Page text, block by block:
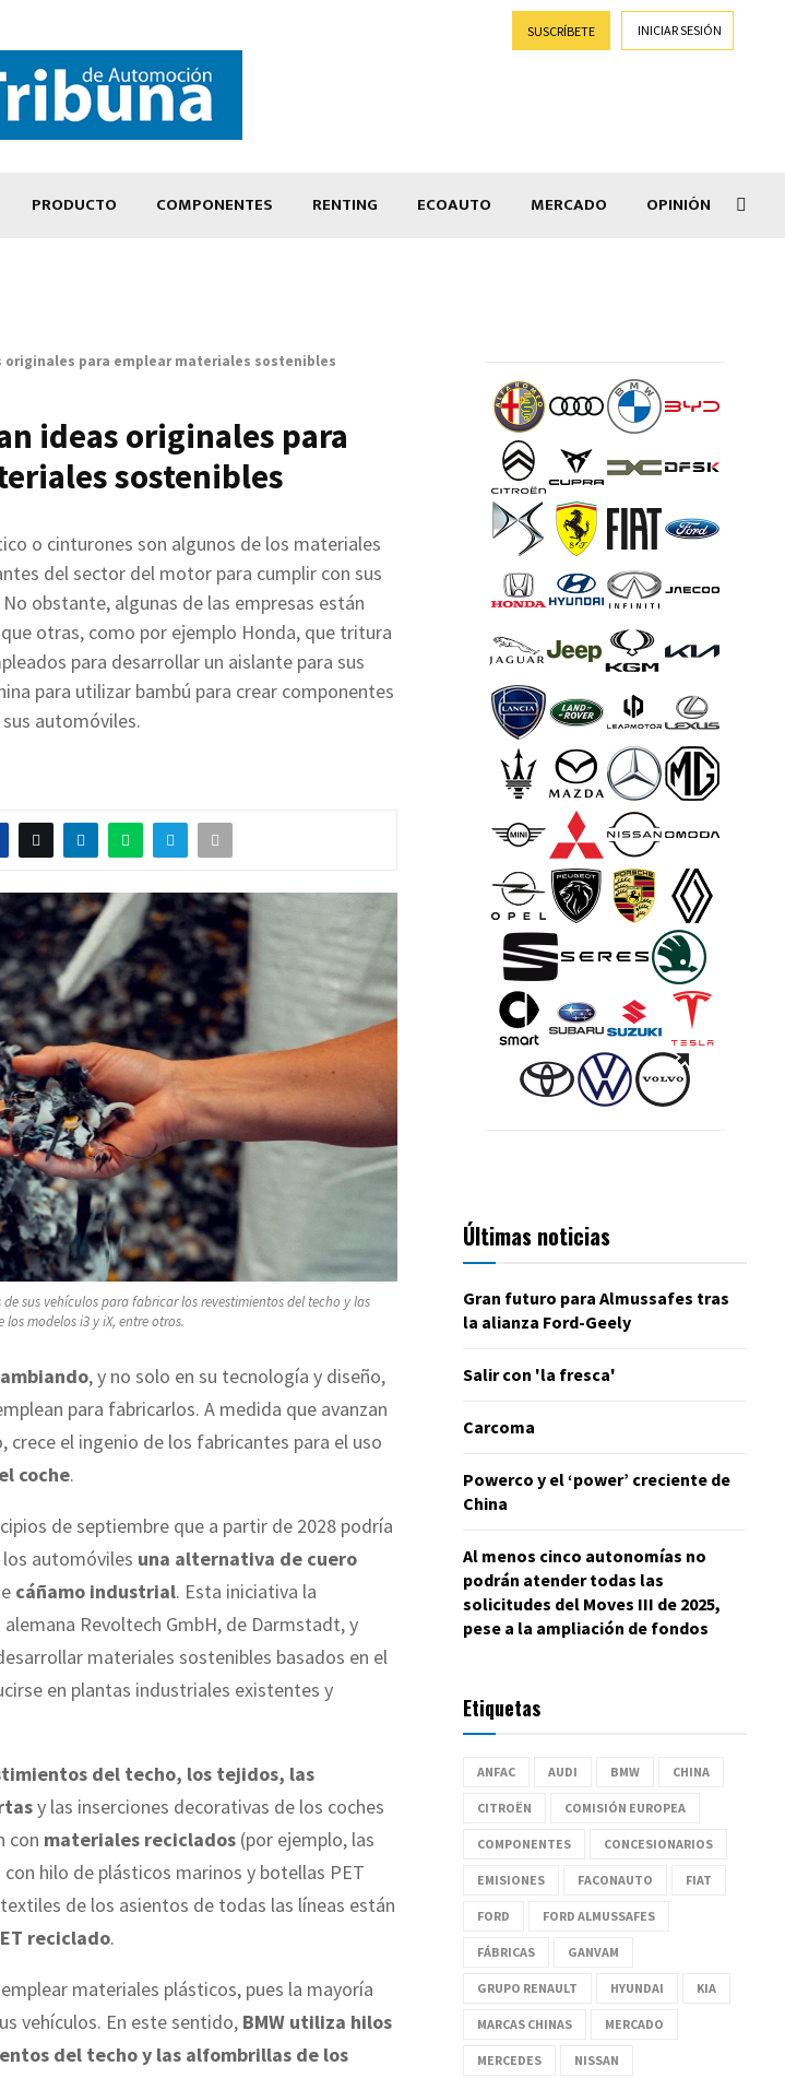
SUSCRÍBETE INICIAR SESIÓN
PRODUCTO COMPONENTES RENTING ECOAUTO MERCADO OPINIÓN
originales para emplear materiales sostenibles
ideas originales para
sostenibles
o cinturones son algunos de los materiales
del sector del motor para cumplir con sus
obstante, algunas de las empresas están
otras, como por ejemplo Honda, que tritura
para desarrollar un aislante para sus
para utilizar bambú para crear componentes
sus automóviles.
sus vehículos para fabricar los revestimientos del techo y las
modelos i3 y iX, entre otros.
, y no solo en su tecnología y diseño,
para fabricarlos. A medida que avanzan
crece el ingenio de los fabricantes para el uso
coche.
de septiembre que a partir de 2028 podría
automóviles una alternativa de cuero
cáñamo industrial. Esta iniciativa la
Revoltech GmbH, de Darmstadt, y
materiales sostenibles basados en el
en plantas industriales existentes y
del techo, los tejidos, las
y las inserciones decorativas de los coches
con materiales reciclados (por ejemplo, las
hilo de plásticos marinos y botellas PET
de los asientos de todas las líneas están
reciclado.
materiales plásticos, pues la mayoría
vehículos. En este sentido, BMW utiliza hilos
del techo y las alfombrillas de los
Últimas noticias
Gran futuro para Almussafes tras
la alianza Ford-Geely
Salir con 'la fresca'
Carcoma
Powerco y el ‘power’ creciente de
China
Al menos cinco autonomías no
podrán atender todas las
solicitudes del Moves III de 2025,
pese a la ampliación de fondos
Etiquetas
ANFAC AUDI BMW CHINA
CITROËN COMISIÓN EUROPEA
COMPONENTES CONCESIONARIOS
EMISIONES FACONAUTO FIAT
FORD FORD ALMUSSAFES
FÁBRICAS GANVAM
GRUPO RENAULT HYUNDAI KIA
MARCAS CHINAS MERCADO
MERCEDES NISSAN